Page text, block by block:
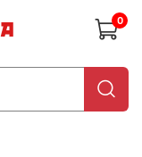
0